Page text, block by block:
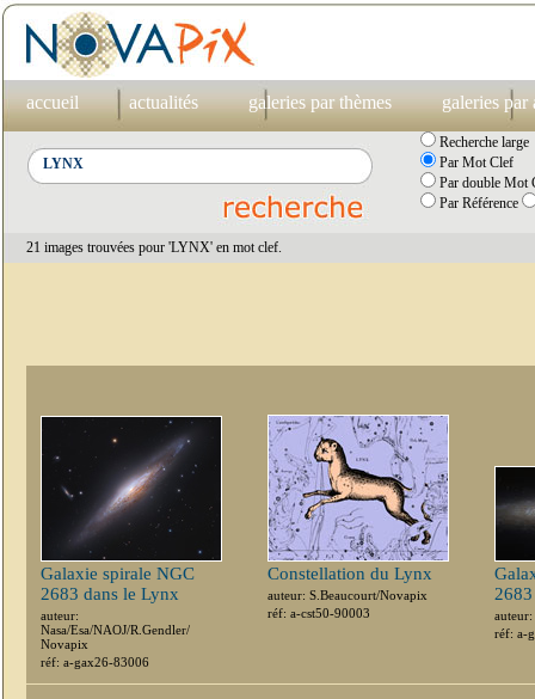
accueil actualités galeries par thèmes galeries par
Recherche large
Par Mot Clef
Par double Mot
Par Référence
21 images trouvées pour 'LYNX' en mot clef.
Galaxie spirale NGC
2683 dans le Lynx
auteur:
Nasa/Esa/NAOJ/R.Gendler/
Novapix
réf: a-gax26-83006
Constellation du Lynx
auteur: S.Beaucourt/Novapix
réf: a-cst50-90003
réf: a-